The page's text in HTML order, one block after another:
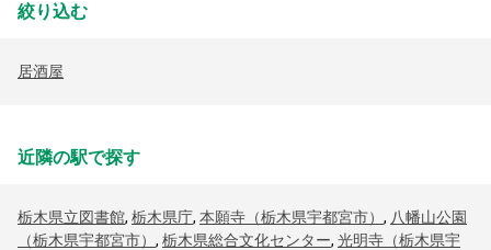
絞り込む
居酒屋
近隣の駅で探す
栃木県立図書館, 栃木県庁, 本願寺（栃木県宇都宮市） , 八幡山公園
（栃木県宇都宮市） , 栃木県総合文化センター, 光明寺（栃木県宇